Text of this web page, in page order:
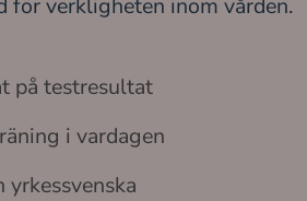
på testresultat
i vardagen
yrkessvenska